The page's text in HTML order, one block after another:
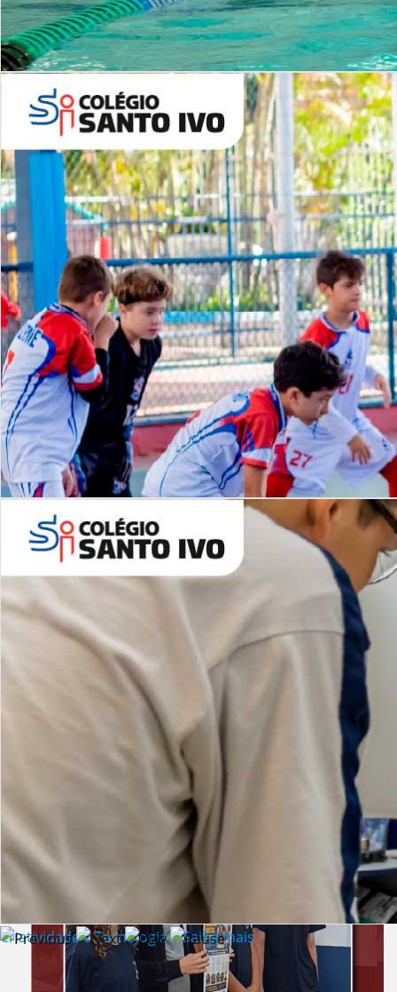
Período Integral | Saiba mais
Desafios | Saiba mais
Criatividade e Tecnologia | Saiba mais
Lista de vídeos
NOSSOCANAL